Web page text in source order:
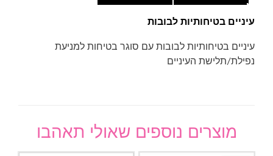
עיניים בטיחותיות לבובות
עיניים בטיחותיות לבובות עם סוגר בטיחות למניעת
נפילת/תלישת העיניים
מוצרים נוספים שאולי תאהבו